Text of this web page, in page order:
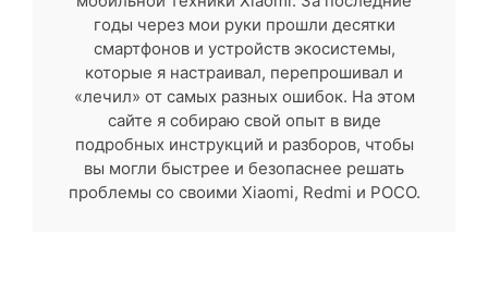
годы через мои руки прошли десятки
смартфонов и устройств экосистемы,
которые я настраивал, перепрошивал и
«лечил» от самых разных ошибок. На этом
сайте я собираю свой опыт в виде
подробных инструкций и разборов, чтобы
вы могли быстрее и безопаснее решать
проблемы со своими Xiaomi, Redmi и POCO.